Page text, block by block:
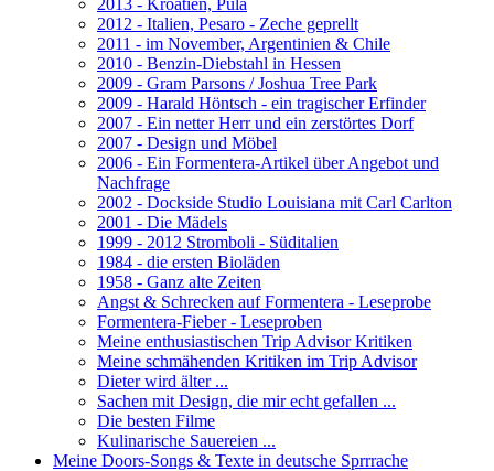
2012 - Italien, Pesaro - Zeche geprellt
2011 - im November, Argentinien & Chile
2010 - Benzin-Diebstahl in Hessen
2009 - Gram Parsons / Joshua Tree Park
2009 - Harald Höntsch - ein tragischer Erfinder
2007 - Ein netter Herr und ein zerstörtes Dorf
2007 - Design und Möbel
2006 - Ein Formentera-Artikel über Angebot und
Nachfrage
2002 - Dockside Studio Louisiana mit Carl Carlton
2001 - Die Mädels
1999 - 2012 Stromboli - Süditalien
1984 - die ersten Bioläden
1958 - Ganz alte Zeiten
Angst & Schrecken auf Formentera - Leseprobe
Formentera-Fieber - Leseproben
Meine enthusiastischen Trip Advisor Kritiken
Meine schmähenden Kritiken im Trip Advisor
Dieter wird älter ...
Sachen mit Design, die mir echt gefallen ...
Die besten Filme
Kulinarische Sauereien ...
Meine Doors-Songs & Texte in deutsche Sprrrache